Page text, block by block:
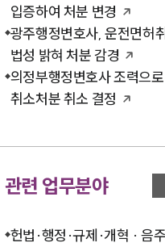
입증하여 처분 변경
광주행정변호사, 운전면허
법성 밝혀 처분 감경
의정부행정변호사 조력으
취소처분 취소 결정
관련 업무분야
헌법·행정·규제·개혁 · 음